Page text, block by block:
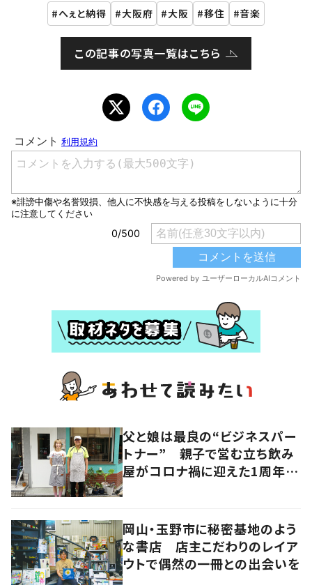
へぇと納得 大阪府 大阪 移住 音楽
この記事の写真一覧はこちら
父と娘は最良の“ビジネスパー
トナー” 親子で営む立ち飲み
屋がコロナ禍に迎えた1周年、
岡山・玉野市に秘密基地のよう
な書店 店主こだわりのレイア
ウトで偶然の一冊との出会いを